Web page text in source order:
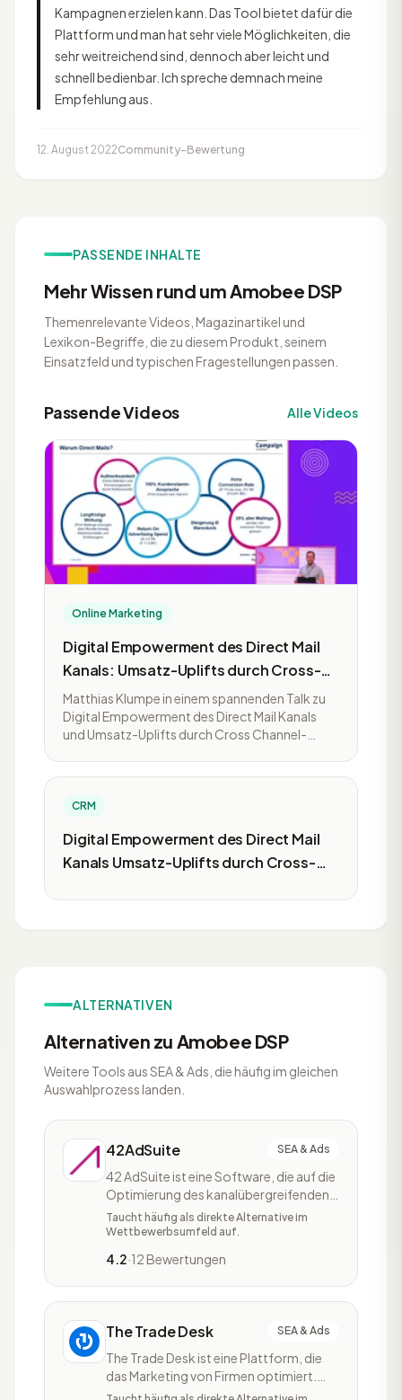
Kampagnen erzielen kann. Das Tool bietet dafür die
Plattform und man hat sehr viele Möglichkeiten, die
sehr weitreichend sind, dennoch aber leicht und
schnell bedienbar. Ich spreche demnach meine
Empfehlung aus.
12. August 2022Community-Bewertung
PASSENDE INHALTE
Mehr Wissen rund um Amobee DSP
Themenrelevante Videos, Magazinartikel und
Lexikon-Begriffe, die zu diesem Produkt, seinem
Einsatzfeld und typischen Fragestellungen passen.
Passende Videos Alle Videos
Online Marketing
Digital Empowerment des Direct Mail
Kanals: Umsatz-Uplifts durch Cross-
Channel-Marketing im CRM und bei der
Neukundengewinnung
Matthias Klumpe in einem spannenden Talk zu
Digital Empowerment des Direct Mail Kanals
und Umsatz-Uplifts durch Cross Channel-
CRM
Digital Empowerment des Direct Mail
Kanals Umsatz-Uplifts durch Cross-
ALTERNATIVEN
Alternativen zu Amobee DSP
Weitere Tools aus SEA & Ads, die häufig im gleichen
Auswahlprozess landen.
42AdSuite SEA & Ads
42 AdSuite ist eine Software, die auf die
Optimierung des kanalübergreifenden
Marketings spezialisiert ist. Neben dem
Cross-Channel-Advertising bietet das
Kampagnen sowie Buchungs-Optionen
an. 42 AdSuite erleichtert Nutzern die
unmittelbare Buchung von diversen
Taucht häufig als direkte Alternative im
Wettbewerbsumfeld auf.
4.2·12 Bewertungen
The Trade Desk SEA & Ads
The Trade Desk ist eine Plattform, die
das Marketing von Firmen optimiert.
Das Tool unterstützt Unternehmen